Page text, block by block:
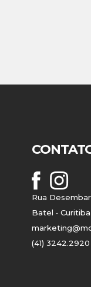
Rua
Batel • Curitiba
(41) 3242.2920